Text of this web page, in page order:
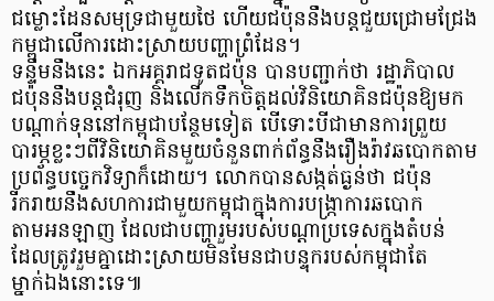
ជម្លោះដែនសមុទ្រជាមួយថៃ ហើយជប៉ុននឹងបន្តជួយជ្រោមជ្រែង
កម្ពុជាលើការដោះស្រាយបញ្ហាព្រំដែន។
ទន្ទឹមនឹងនេះ ឯកអគ្គរាជទូតជប៉ុន បានបញ្ជាក់ថា រដ្ឋាភិបាល
ជប៉ុននឹងបន្តជំរុញ និងលើកទឹកចិត្តដល់វិនិយោគិនជប៉ុនឱ្យមក
បណ្តាក់ទុននៅកម្ពុជាបន្ថែមទៀត បើទោះបីជាមានការព្រួយ
បារម្ភខ្លះៗពីវិនិយោគិនមួយចំនួនពាក់ព័ន្ធនឹងរឿងរ៉ាវឆបោកតាម
ប្រព័ន្ធបច្ចេកវិទ្យាក៏ដោយ។ លោកបានសង្កត់ធ្ងន់ថា ជប៉ុន
រីករាយនឹងសហការជាមួយកម្ពុជាក្នុងការបង្ក្រាការឆបោក
តាមអនឡាញ ដែលជាបញ្ហារួមរបស់បណ្តាប្រទេសក្នុងតំបន់
ដែលត្រូវរួមគ្នាដោះស្រាយមិនមែនជាបន្ទុករបស់កម្ពុជាតែ
ម្នាក់ឯងនោះទេ៕